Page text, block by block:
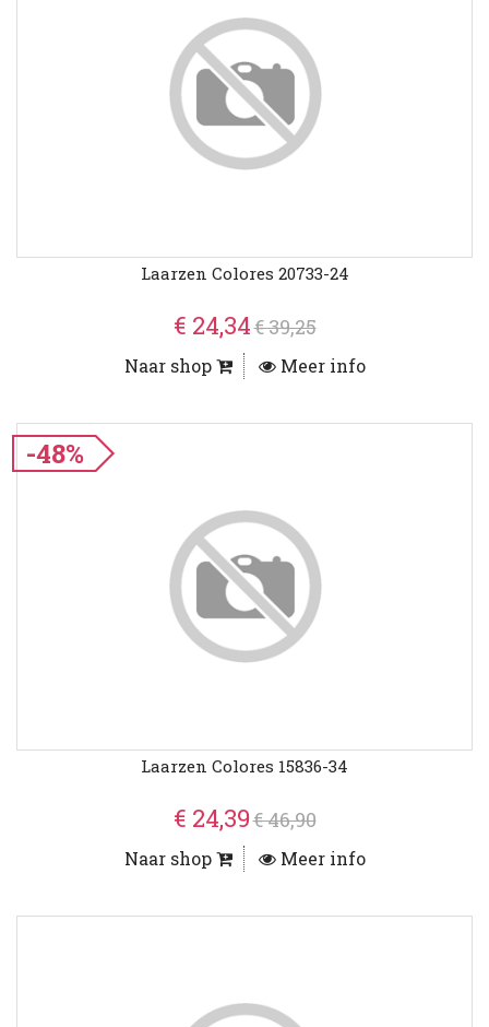
Laarzen Colores 20733-24
€ 24,34€ 39,25
Naar shop Meer info
-48%
Laarzen Colores 15836-34
€ 24,39€ 46,90
Naar shop Meer info